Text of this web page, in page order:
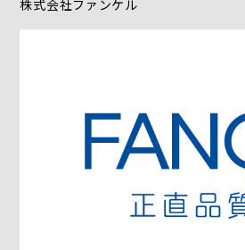
株式会社ファンケル